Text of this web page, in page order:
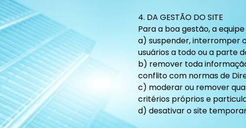
4. DA GESTÃO DO SITE
Para a boa gestão, a
a) suspender, interromper
usuários a todo ou a parte
b) remover toda
conflito com normas de
c) moderar ou remover
critérios próprios e
d) desativar o site